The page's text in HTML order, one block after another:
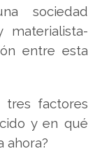
sociedad
materialista-
entre esta
tres factores
y en qué
ahora?